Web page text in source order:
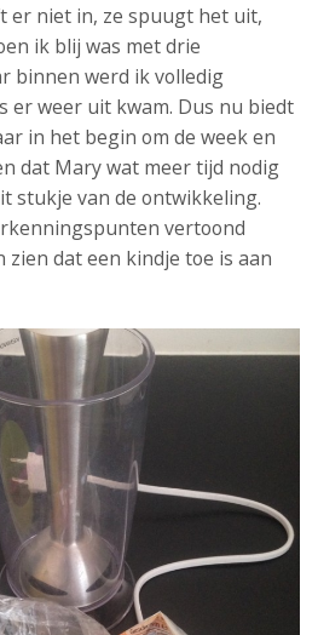
er niet in, ze spuugt het uit,
ik blij was met drie
binnen werd ik volledig
er weer uit kwam. Dus nu biedt
in het begin om de week en
dat Mary wat meer tijd nodig
stukje van de ontwikkeling.
vertoond
dat een kindje toe is aan